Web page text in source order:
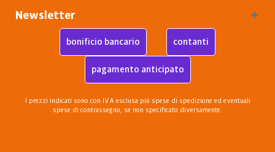
Newsletter
bonificio bancario contanti
pagamento anticipato
I prezzi indicati sono con IVA esclusa più spese di spedizione ed eventuali
spese di contrassegno, se non specificato diversamente.